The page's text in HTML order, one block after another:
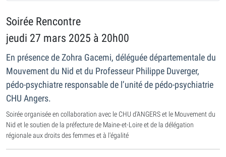
Soirée Rencontre
jeudi 27 mars 2025 à 20h00
En présence de Zohra Gacemi, déléguée départementale du
Mouvement du Nid et du Professeur Philippe Duverger,
pédo-psychiatre responsable de l’unité de pédo-psychiatrie
CHU Angers.
Soirée organisée en collaboration avec le CHU d’ANGERS et le Mouvement du
Nid et le soutien de la préfecture de Maine-et-Loire et de la délégation
régionale aux droits des femmes et à l'égalité